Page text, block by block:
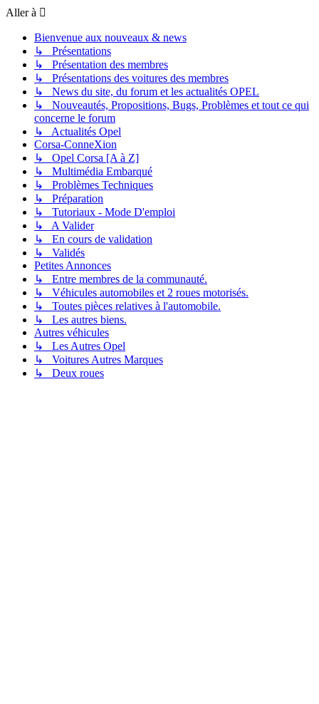
Aller à
Bienvenue aux nouveaux & news
↳ Présentations
↳ Présentation des membres
↳ Présentations des voitures des membres
↳ News du site, du forum et les actualités OPEL
↳ Nouveautés, Propositions, Bugs, Problèmes et tout ce qui
concerne le forum
↳ Actualités Opel
Corsa-ConneXion
↳ Opel Corsa [A à Z]
↳ Multimédia Embarqué
↳ Problèmes Techniques
↳ Préparation
↳ Tutoriaux - Mode D'emploi
↳ A Valider
↳ En cours de validation
↳ Validés
Petites Annonces
↳ Entre membres de la communauté.
↳ Véhicules automobiles et 2 roues motorisés.
↳ Toutes pièces relatives à l'automobile.
↳ Les autres biens.
Autres véhicules
↳ Les Autres Opel
↳ Voitures Autres Marques
↳ Deux roues